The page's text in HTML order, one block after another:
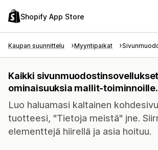
Shopify App Store
Kaupan suunnittelu Myyntipaikat
Kaikki
ominaisuuksia mallit-toiminnoille.
Luo haluamasi kaltainen
tuotteesi, "Tietoja meistä" jne.
elementtejä hiirellä ja asia hoituu.